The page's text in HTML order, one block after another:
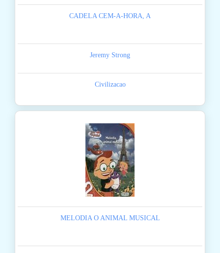
CADELA CEM-A-HORA, A
Jeremy Strong
Civilizacao
MELODIA O ANIMAL MUSICAL